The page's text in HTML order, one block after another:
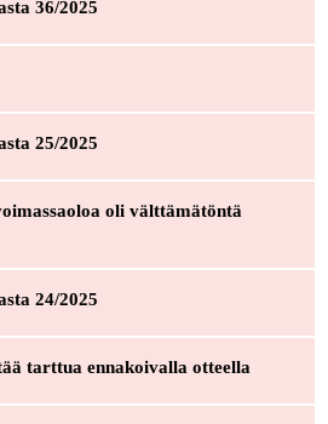
36/2025
25/2025
oli välttämätöntä
24/2025
tarttua ennakoivalla otteella